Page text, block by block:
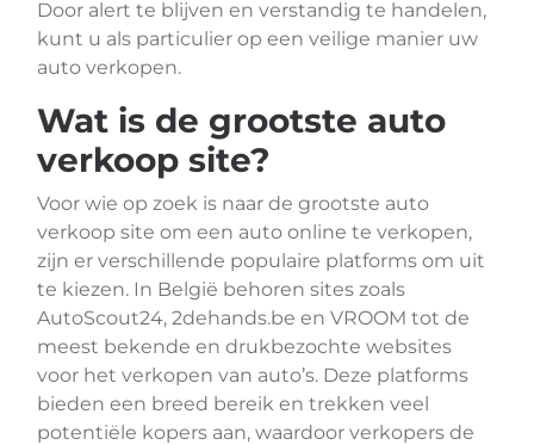
Door alert te blijven en verstandig te handelen,
kunt u als particulier op een veilige manier uw
auto verkopen.
Wat is de grootste auto
verkoop site?
Voor wie op zoek is naar de grootste auto
verkoop site om een auto online te verkopen,
zijn er verschillende populaire platforms om uit
te kiezen. In België behoren sites zoals
AutoScout24, 2dehands.be en VROOM tot de
meest bekende en drukbezochte websites
voor het verkopen van auto’s. Deze platforms
bieden een breed bereik en trekken veel
potentiële kopers aan, waardoor verkopers de